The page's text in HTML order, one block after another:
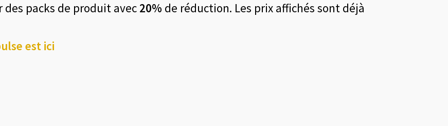
packs de produit avec 20% de réduction. Les prix affichés sont déjà
est ici